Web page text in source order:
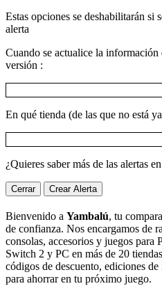
Estas opciones se deshabilitarán si
alerta
Cuando se actualice la
versión :
En qué tienda (de las que no está
¿Quieres saber más de las alertas
Cerrar Crear Alerta
Bienvenido a Yambalú, tu
de confianza. Nos encargamos de
consolas, accesorios y juegos
Switch 2 y PC en más de 20
códigos de descuento, ediciones
para ahorrar en tu próximo juego.